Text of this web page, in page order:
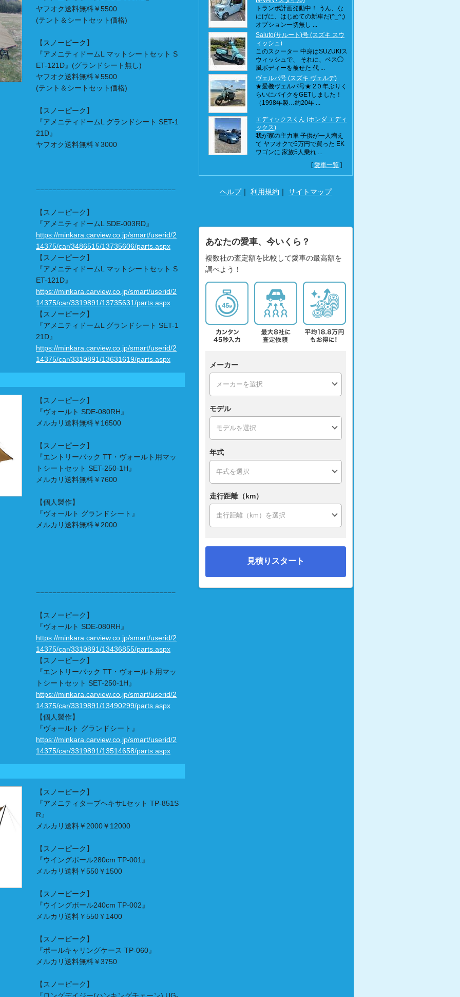
ヤフオク送料無料￥5500
(テント＆シートセット価格)
【スノーピーク】
『アメニティドームL マットシートセット S
ET-121D』(グランドシート無し)
ヤフオク送料無料￥5500
(テント＆シートセット価格)
【スノーピーク】
『アメニティドームL グランドシート SET-1
21D』
ヤフオク送料無料￥3000
−−−−−−−−−−−−−−−−−−−−−−−−−−−−−−−−−−
【スノーピーク】
『アメニティドームL SDE-003RD』
https://minkara.carview.co.jp/smart/userid/2
14375/car/3486515/13735606/parts.aspx
【スノーピーク】
『アメニティドームL マットシートセット S
ET-121D』
https://minkara.carview.co.jp/smart/userid/2
14375/car/3319891/13735631/parts.aspx
【スノーピーク】
『アメニティドームL グランドシート SET-1
21D』
https://minkara.carview.co.jp/smart/userid/2
14375/car/3319891/13631619/parts.aspx
【スノーピーク】
『ヴォールト SDE-080RH』
メルカリ送料無料￥16500
【スノーピーク】
『エントリーパック TT・ヴォールト用マッ
トシートセット SET-250-1H』
メルカリ送料無料￥7600
【個人製作】
『ヴォールト グランドシート』
メルカリ送料無料￥2000
−−−−−−−−−−−−−−−−−−−−−−−−−−−−−−−−−−
【スノーピーク】
『ヴォールト SDE-080RH』
https://minkara.carview.co.jp/smart/userid/2
14375/car/3319891/13436855/parts.aspx
【スノーピーク】
『エントリーパック TT・ヴォールト用マッ
トシートセット SET-250-1H』
https://minkara.carview.co.jp/smart/userid/2
14375/car/3319891/13490299/parts.aspx
【個人製作】
『ヴォールト グランドシート』
https://minkara.carview.co.jp/smart/userid/2
14375/car/3319891/13514658/parts.aspx
【スノーピーク】
『アメニティタープヘキサLセット TP-851S
R』
メルカリ送料￥2000￥12000
【スノーピーク】
『ウイングポール280cm TP-001』
メルカリ送料￥550￥1500
【スノーピーク】
『ウイングポール240cm TP-002』
メルカリ送料￥550￥1400
【スノーピーク】
『ポールキャリングケース TP-060』
メルカリ送料無料￥3750
【スノーピーク】
トランポ計画発動中！ うん、な
にげに、はじめての新車だ(^_^;)
オプション一切無し ...
Saluto(サルート)号 (スズキ スウ
ィッシュ)
このスクーター 中身はSUZUKIス
ウィッシュで、 それに、ベス◯
風ボディーを被せた 代 ...
ヴェルパ号 (スズキ ヴェルデ)
★愛機ヴェルパ号★ 2０年ぶりく
らいにバイクをGETしました！
（1998年製…約20年 ...
エディックスくん (ホンダ エディ
ックス)
我が家の主力車 子供が一人増え
て ヤフオクで5万円で買った EK
ワゴンに 家族5人乗れ ...
[愛車一覧 ]
ヘルプ｜ 利用規約 ｜ サイトマップ
あなたの愛車、今いくら？
複数社の査定額を比較して愛車の最高額を
調べよう！
メーカー
モデル
年式
走行距離（km）
見積りスタート